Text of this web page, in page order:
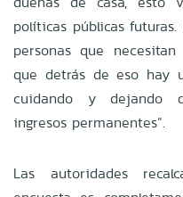
políticas públicas
personas que
que detrás de eso hay
cuidando y dejando
ingresos permanentes”.
Las autoridades